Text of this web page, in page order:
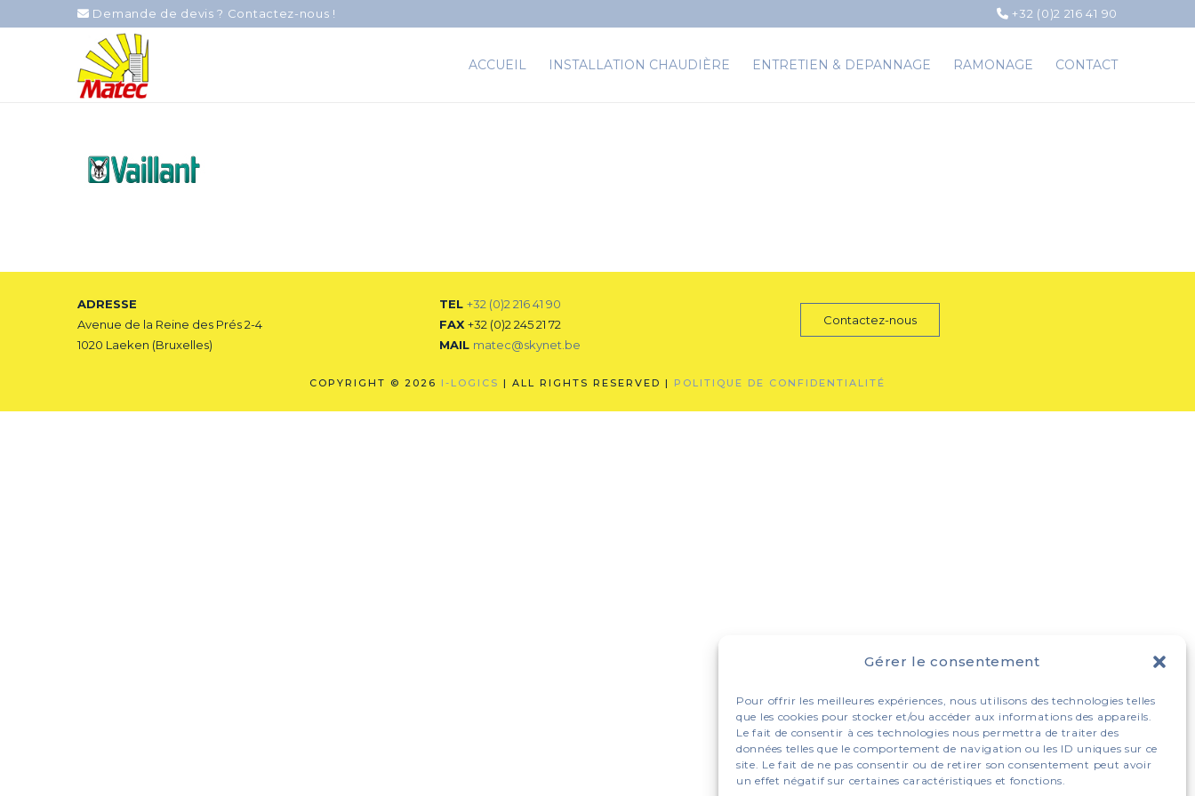
Gérer le consentement
Pour offrir les meilleures expériences, nous utilisons des technologies telles
que les cookies pour stocker et/ou accéder aux informations des appareils.
Le fait de consentir à ces technologies nous permettra de traiter des
données telles que le comportement de navigation ou les ID uniques sur ce
site. Le fait de ne pas consentir ou de retirer son consentement peut avoir
un effet négatif sur certaines caractéristiques et fonctions.
Demande de devis ? Contactez-nous ! +32 (0)2 216 41 90
ACCUEIL INSTALLATION CHAUDIÈRE ENTRETIEN & DEPANNAGE RAMONAGE CONTACT
ADRESSE
Avenue de la Reine des Prés 2-4
1020 Laeken (Bruxelles)
TEL +32 (0)2 216 41 90
FAX +32 (0)2 245 21 72
MAIL matec@skynet.be
Contactez-nous
COPYRIGHT © 2026 I-LOGICS | ALL RIGHTS RESERVED | POLITIQUE DE CONFIDENTIALITÉ